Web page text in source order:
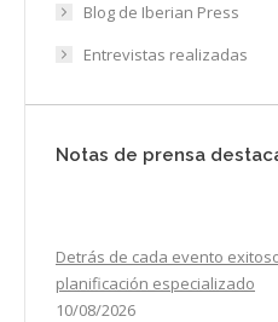
Blog de Iberian Press
Entrevistas realizadas
Notas de prensa
Detrás de cada evento
planificación especializado
10/08/2026